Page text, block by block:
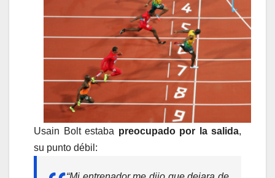
Usain Bolt estaba preocupado por la salida,
su punto débil: